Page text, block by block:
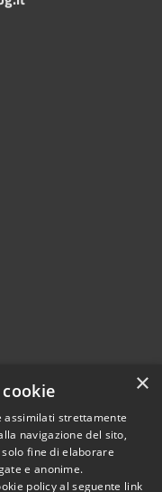
© 2026 • Comune di
Calcio • Powered by
•Accesso
×
assimilati strettamente
navigazione del sito,
fine di elaborare
e anonime.
policy al seguente link